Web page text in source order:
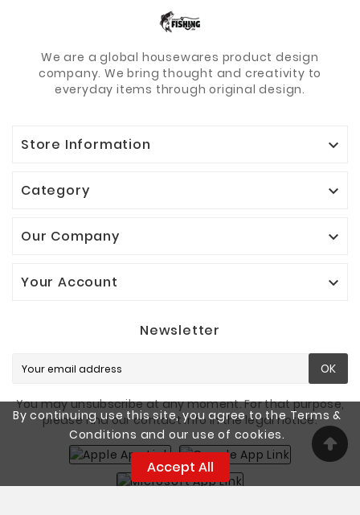
By continuing use this site, you agree to the Terms &
Conditions and our use of cookies.
Accept All
We are a global housewares product design
company. We bring thought and creativity to
everyday items through original design.
Store Information 
Category 
Our Company 
Your Account 
Newsletter
OK
You may unsubscribe at any moment. For that purpose,
please find our contact info in the legal notice.